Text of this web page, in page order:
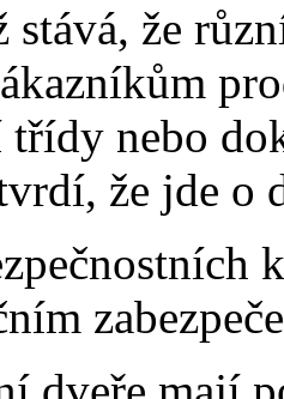
stává, že
třídy nebo
že jde o